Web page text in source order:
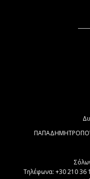
Τηλέφωνα: +30 210 36